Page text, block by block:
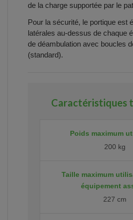
de la charge supportée par le
Pour la sécurité, le portique est
latérales au-dessus de chaque
de déambulation avec boucles
(standard).
Caractéristiques
Poids maximum
200 kg
Taille maximum
équipement
227 cm